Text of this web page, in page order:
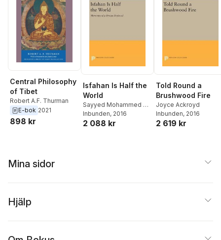
Central Philosophy
of Tibet
Robert A.F. Thurman
E-bok 2021
898 kr
Isfahan Is Half the
World
Sayyed Mohammed Ali
Jamalzadeh,W. Heston
Inbunden, 2016
2 088 kr
Told Round a
Brushwood Fire
Joyce Ackroyd
Inbunden, 2016
2 619 kr
Mina sidor
Hjälp